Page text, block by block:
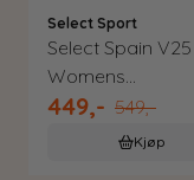
Select Sport
Select Spain V25
Womens
treningsjakke
449,- 549,-
Kjøp